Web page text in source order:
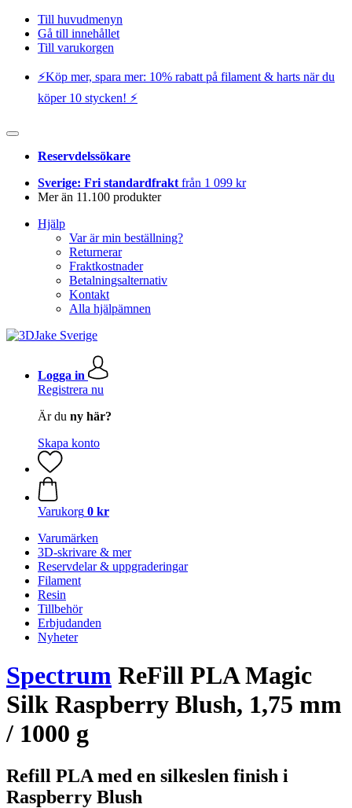
Till huvudmenyn
Gå till innehållet
Till varukorgen
⚡️Köp mer, spara mer: 10% rabatt på filament & harts när du
köper 10 stycken! ⚡️
Reservdelssökare
Sverige: Fri standardfrakt från 1 099 kr
Mer än 11.100 produkter
Hjälp
Var är min beställning?
Returnerar
Fraktkostnader
Betalningsalternativ
Kontakt
Alla hjälpämnen
Logga in
Registrera nu
Är du ny här?
Skapa konto
Varukorg 0 kr
Varumärken
3D-skrivare & mer
Reservdelar & uppgraderingar
Filament
Resin
Tillbehör
Erbjudanden
Nyheter
Spectrum ReFill PLA Magic
Silk Raspberry Blush, 1,75 mm
/ 1000 g
Refill PLA med en silkeslen finish i
Raspberry Blush